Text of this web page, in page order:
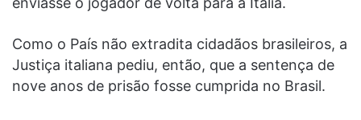
Como o País não extradita cidadãos brasileiros, a
Justiça italiana pediu, então, que a sentença de
nove anos de prisão fosse cumprida no Brasil.